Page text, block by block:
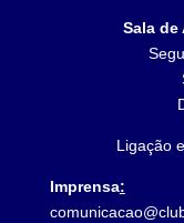
Sala de
Ligação
Imprensa: